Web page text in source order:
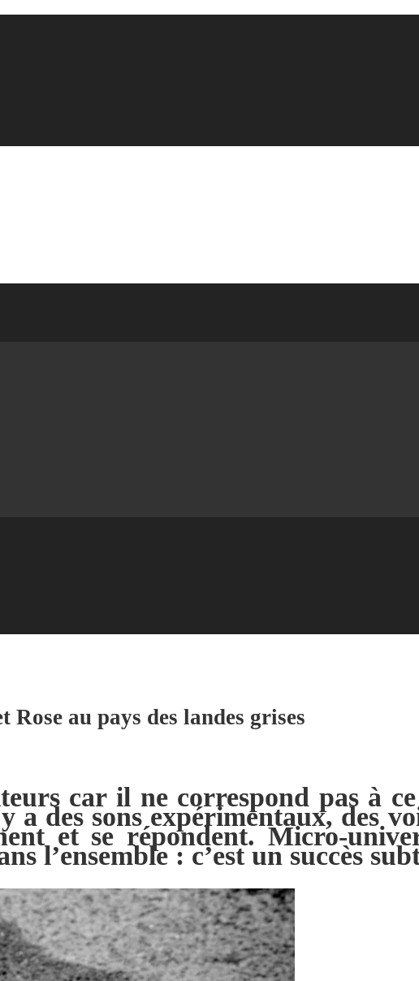
au pays des landes grises
car il ne correspond pas à
a des sons expérimentaux, des
et se répondent. Micro-
l’ensemble : c’est un succès